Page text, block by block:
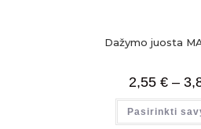
Dažymo juosta
2,55 € –
Pasirinkti